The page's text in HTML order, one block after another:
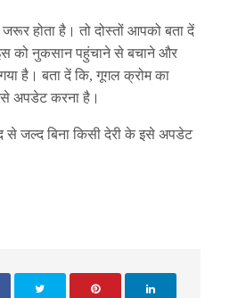
होता है। तो दोस्तों आपको बता दें
को नुकसान पहुंचाने से बचाने और
है। बता दें कि, गूगल क्रोम का
अपडेट करना है।
से जल्द बिना किसी देरी के इसे अपडेट